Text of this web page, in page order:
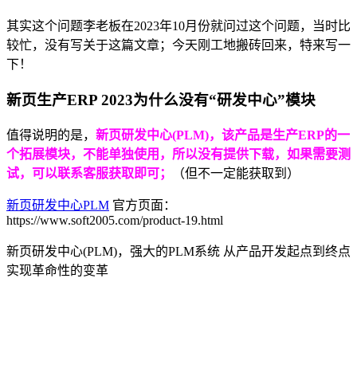
其实这个问题李老板在2023年10月份就问过这个问题，当时比
较忙，没有写关于这篇文章；今天刚工地搬砖回来，特来写一
下！
新页生产ERP 2023为什么没有“研发中心”模块
值得说明的是， 新页研发中心(PLM)，该产品是生产ERP的一
个拓展模块，不能单独使用，所以没有提供下载，如果需要测
试，可以联系客服获取即可；
（但不一定能获取到）
新页研发中心PLM 官方页面：
https://www.soft2005.com/product-19.html
新页研发中心(PLM)，强大的PLM系统 从产品开发起点到终点
实现革命性的变革